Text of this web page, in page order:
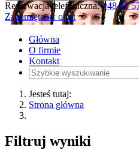
Rezerwacja telefoniczna: +48 65
Zapamiętane: ofert
Główna
O firmie
Kontakt
Jesteś tutaj:
Strona główna
Filtruj wyniki